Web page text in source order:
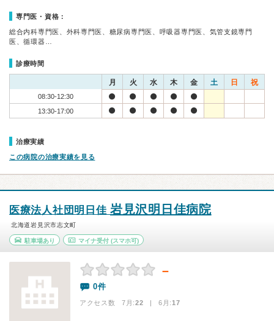
専門医・資格：
総合内科専門医、外科専門医、糖尿病専門医、呼吸器専門医、気管支鏡専門
医、循環器…
診療時間
月 火 水 木 金 土 日 祝
08:30-12:30
13:30-17:00
治療実績
この病院の治療実績を見る
医療法人社団明日佳 岩見沢明日佳病院
北海道岩見沢市志文町
駐車場あり マイナ受付(スマホ可)
－
0件
アクセス数 7月:22 | 6月:17